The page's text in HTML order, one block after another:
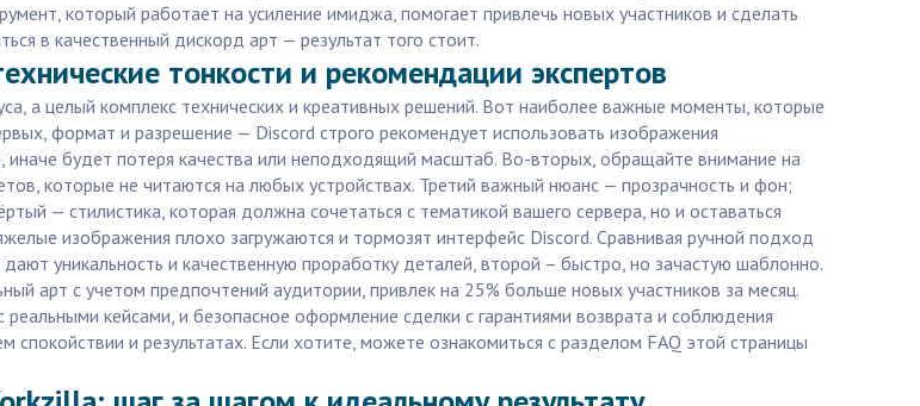
который работает на усиление имиджа, помогает привлечь новых участников и сделать
в качественный дискорд арт — результат того стоит.
тонкости и рекомендации экспертов
а целый комплекс технических и креативных решений. Вот наиболее важные моменты, которые
формат и разрешение — Discord строго рекомендует использовать изображения
будет потеря качества или неподходящий масштаб. Во-вторых, обращайте внимание на
которые не читаются на любых устройствах. Третий важный нюанс — прозрачность и фон;
— стилистика, которая должна сочетаться с тематикой вашего сервера, но и оставаться
изображения плохо загружаются и тормозят интерфейс Discord. Сравнивая ручной подход
уникальность и качественную проработку деталей, второй – быстро, но зачастую шаблонно.
арт с учетом предпочтений аудитории, привлек на 25% больше новых участников за месяц.
кейсами, и безопасное оформление сделки с гарантиями возврата и соблюдения
и результатах. Если хотите, можете ознакомиться с разделом FAQ этой страницы